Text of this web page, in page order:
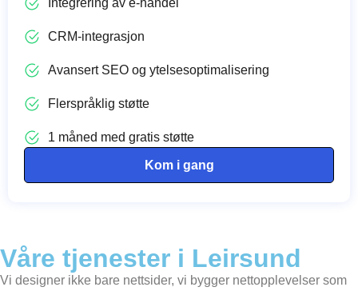
Integrering av e-handel
CRM-integrasjon
Avansert SEO og ytelsesoptimalisering
Flerspråklig støtte
1 måned med gratis støtte
Kom i gang
Våre tjenester i Leirsund
Vi designer ikke bare nettsider, vi bygger nettopplevelser som